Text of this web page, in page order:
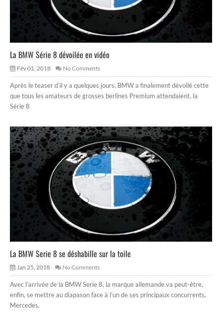
La BMW Série 8 dévoilée en vidéo
Fév 01, 2018 No Comments
Après le teaser d’il y a quelques jours, BMW a finalement dévoilé cette
que tous les amateurs de grosses berlines Premium attendaient, la
Série 8
La BMW Serie 8 se déshabille sur la toile
Jan 25, 2018 No Comments
Avec l’arrivée de la BMW Serie 8, la marque allemande va peut-être,
enfin, se mettre au diapason face à l’un de ses principaux concurrents,
Mercedes.